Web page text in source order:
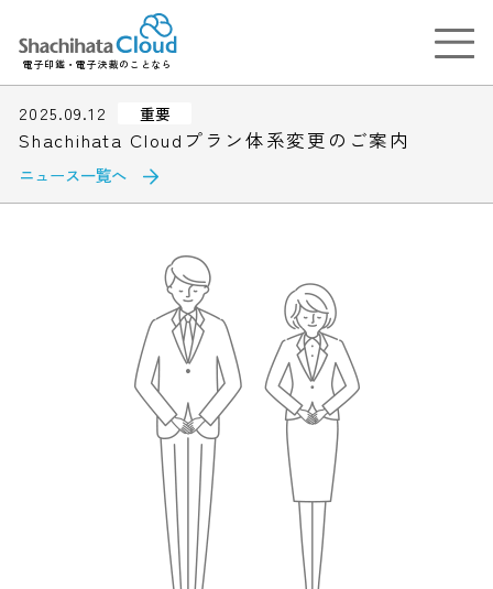
電子印鑑・電子決裁のことなら
2025.09.12 重要
Shachihata Cloudプラン体系変更のご案内
ニュース一覧へ